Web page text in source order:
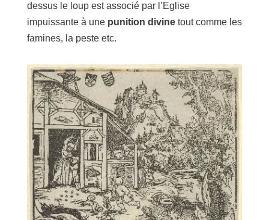
dessus le loup est associé par l’Eglise
impuissante à une punition divinetout comme les
famines, la peste etc.